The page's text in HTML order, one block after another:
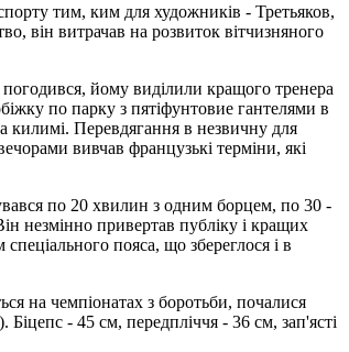
тим, ким для художників - Третьяков,
він витрачав на розвиток вітчизняного
погодився, йому виділили кращого тренера
по парку з пятіфунтовие гантелями в
килимі. Перевдягання в незвичну для
вивчав французькі терміни, які
по 20 хвилин з одним борцем, по 30 -
незмінно привертав публіку і кращих
пояса, що збереглося і в
на чемпіонатах з боротьби, почалися
- 45 см, передпліччя - 36 см, зап'ясті